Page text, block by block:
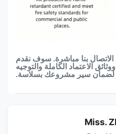
بنا مباشرة. سوف نقدم
الكاملة والتوجيه
سير مشروعك بسلاسة.